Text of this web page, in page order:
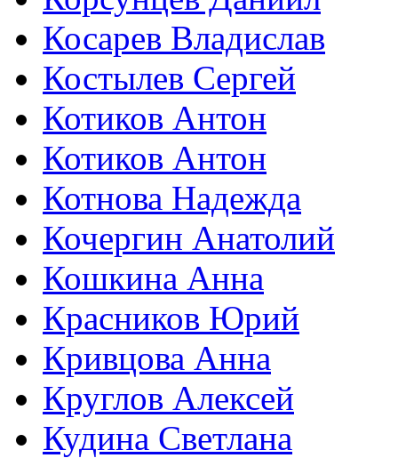
Косарев Владислав
Костылев Сергей
Котиков Антон
Котиков Антон
Котнова Надежда
Кочергин Анатолий
Кошкина Анна
Красников Юрий
Кривцова Анна
Круглов Алексей
Кудина Светлана